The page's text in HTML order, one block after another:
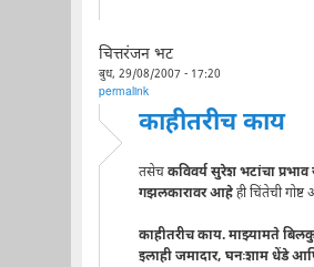
चित्तरंजन भट
बुध, 29/08/2007 - 17:20
permalink
काहीतरीच काय
तसेचकविवर्य सुरेश भटांचा
गझलकारावर आहेही चिंतेची गोष्ट
काहीतरीच काय. माझ्यामते
इलाही जमादार, घनःशाम धेंडे